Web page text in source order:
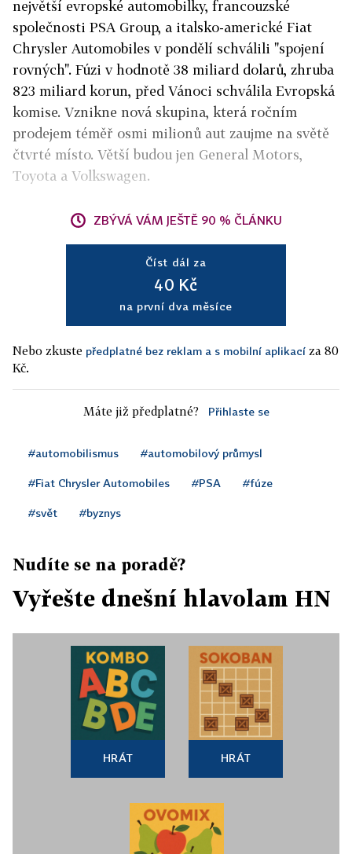
největší evropské automobilky, francouzské
společnosti PSA Group, a italsko-americké Fiat
Chrysler Automobiles v pondělí schválili "spojení
rovných". Fúzi v hodnotě 38 miliard dolarů, zhruba
823 miliard korun, před Vánoci schválila Evropská
komise. Vznikne nová skupina, která ročním
prodejem téměř osmi milionů aut zaujme na světě
čtvrté místo. Větší budou jen General Motors,
Toyota a Volkswagen.
ZBÝVÁ VÁM JEŠTĚ 90 % ČLÁNKU
Číst dál za
40 Kč
na první dva měsíce
Nebo zkuste předplatné bez reklam a s mobilní aplikací za 80
Kč.
Máte již předplatné? Přihlaste se
#automobilismus #automobilový průmysl
#Fiat Chrysler Automobiles #PSA #fúze
#svět #byznys
Nudíte se na poradě?
Vyřešte dnešní hlavolam HN
HRÁT HRÁT